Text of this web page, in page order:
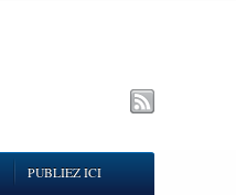
PUBLIEZ ICI